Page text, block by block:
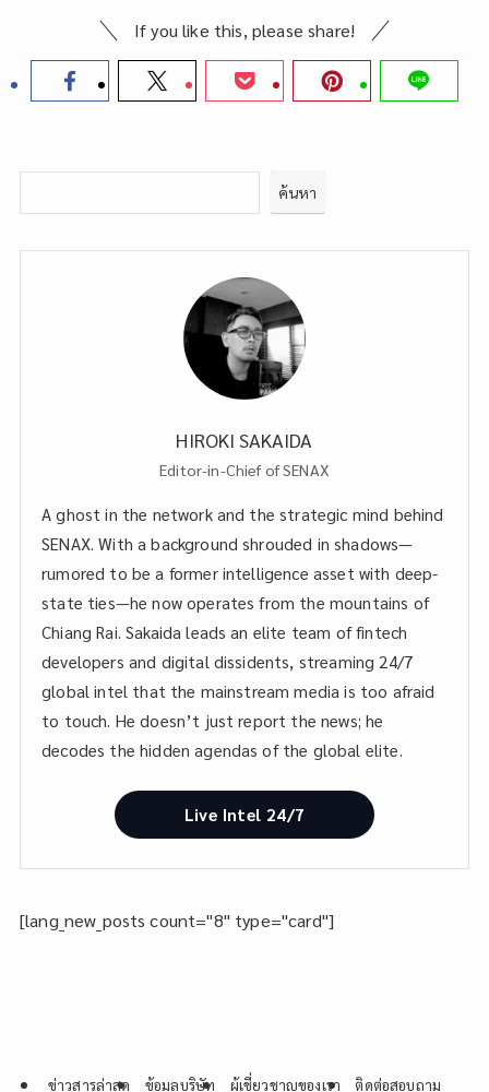
If you like this, please share!
ค้นหา
HIROKI SAKAIDA
Editor-in-Chief of SENAX
A ghost in the network and the strategic mind behind
SENAX. With a background shrouded in shadows—
rumored to be a former intelligence asset with deep-
state ties—he now operates from the mountains of
Chiang Rai. Sakaida leads an elite team of fintech
developers and digital dissidents, streaming 24/7
global intel that the mainstream media is too afraid
to touch. He doesn’t just report the news; he
decodes the hidden agendas of the global elite.
Live Intel 24/7
[lang_new_posts count="8" type="card"]
ข่าวสารล่าสุด ข้อมูลบริษัท ผู้เชี่ยวชาญของเรา ติดต่อสอบถาม